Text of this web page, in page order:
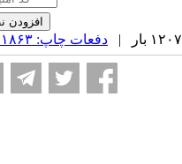
دفعات چاپ: ۱۸۶۳ بار